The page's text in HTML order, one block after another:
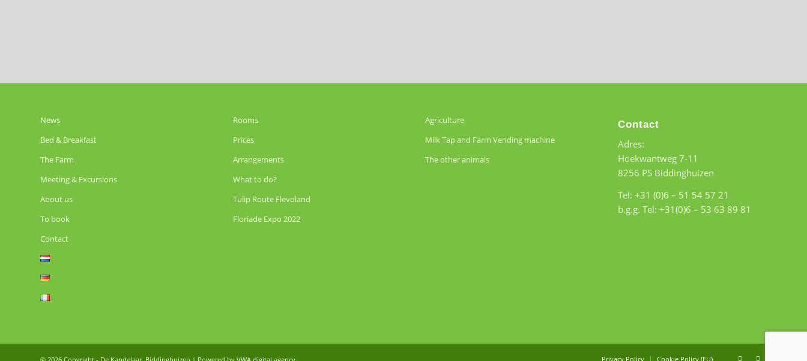
News
Bed & Breakfast
The Farm
Meeting & Excursions
About us
To book
Contact
Rooms
Prices
Arrangements
What to do?
Tulip Route Flevoland
Floriade Expo 2022
Agriculture
Milk Tap and Farm Vending machine
The other animals
Contact
Adres:
Hoekwantweg 7-11
8256 PS Biddinghuizen
Tel: +31 (0)6 – 51 54 57 21
b.g.g. Tel: +31(0)6 – 53 63 89 81
Privacy Policy Cookie Policy (EU)